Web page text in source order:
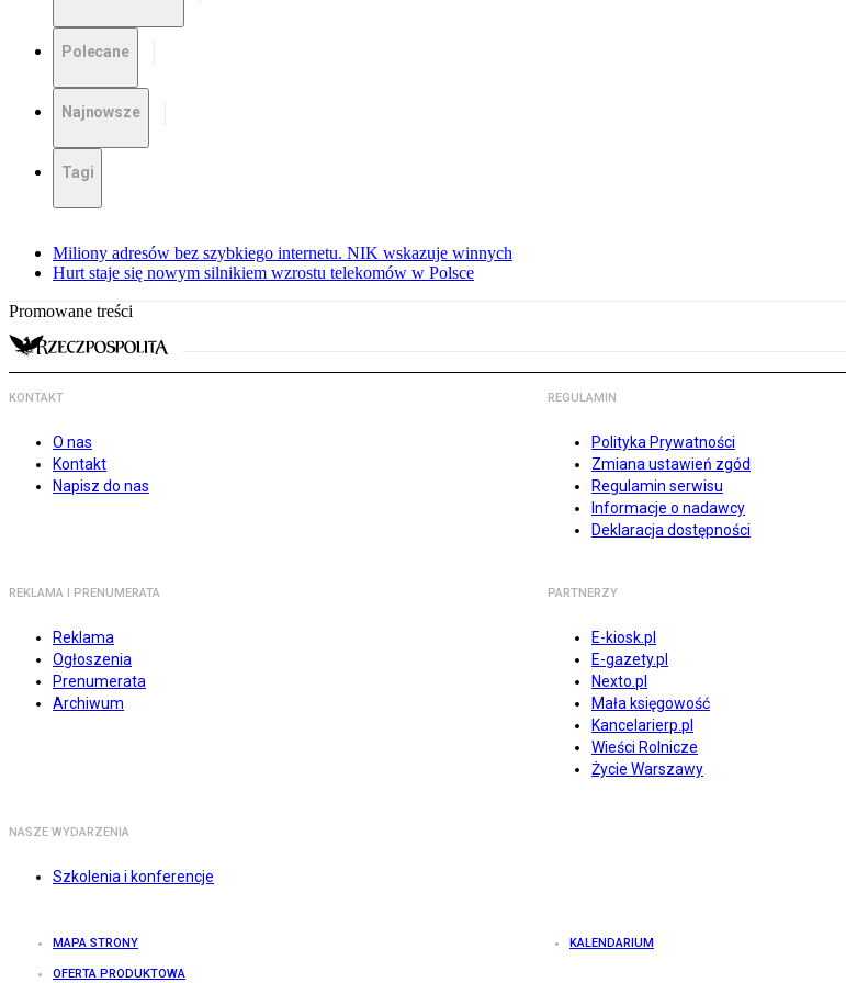
Polecane
Najnowsze
Tagi
Miliony adresów bez szybkiego internetu. NIK wskazuje winnych
Hurt staje się nowym silnikiem wzrostu telekomów w Polsce
Promowane treści
KONTAKT
O nas
Kontakt
Napisz do nas
REGULAMIN
Polityka Prywatności
Zmiana ustawień zgód
Regulamin serwisu
Informacje o nadawcy
Deklaracja dostępności
REKLAMA I PRENUMERATA
Reklama
Ogłoszenia
Prenumerata
Archiwum
PARTNERZY
E-kiosk.pl
E-gazety.pl
Nexto.pl
Mała księgowość
Kancelarierp.pl
Wieści Rolnicze
Życie Warszawy
NASZE WYDARZENIA
Szkolenia i konferencje
MAPA STRONY KALENDARIUM
OFERTA PRODUKTOWA